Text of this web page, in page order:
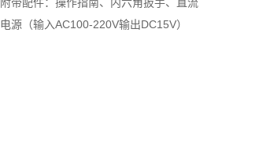
电源（输入AC100-220V输出DC15V）